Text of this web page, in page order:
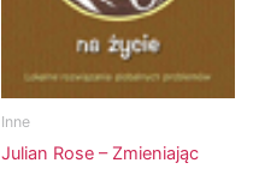
Inne
Julian Rose – Zmieniając